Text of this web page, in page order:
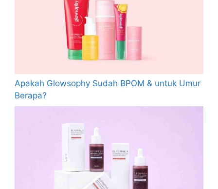
Apakah Glowsophy Sudah BPOM & untuk Umur
Berapa?